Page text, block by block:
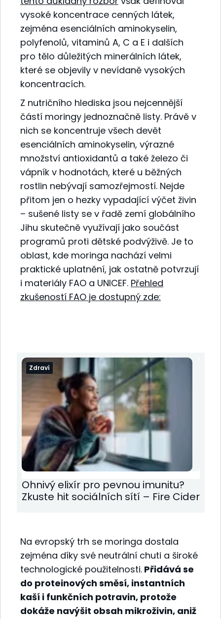
vysoké koncentrace cenných látek,
zejména esenciálních aminokyselin,
polyfenolů, vitaminů A, C a E i dalších
pro tělo důležitých minerálních látek,
které se objevily v nevídaně vysokých
koncentracích.
Z nutričního hlediska jsou nejcennější
částí moringy jednoznačně listy. Právě v
nich se koncentruje všech devět
esenciálních aminokyselin, výrazné
množství antioxidantů a také železo či
vápník v hodnotách, které u běžných
rostlin nebývají samozřejmostí. Nejde
přitom jen o hezky vypadající výčet živin
– sušené listy se v řadě zemí globálního
Jihu skutečně využívají jako součást
programů proti dětské podvýživě. Je to
oblast, kde moringa nachází velmi
praktické uplatnění, jak ostatně potvrzují
i materiály FAO a UNICEF. Přehled
zkušeností FAO je dostupný zde:
Zdraví
Ohnivý elixír pro pevnou imunitu?
Zkuste hit sociálních sítí – Fire Cider
Na evropský trh se moringa dostala
zejména díky své neutrální chuti a široké
technologické použitelnosti. Přidává se
do proteinových směsí, instantních
kaší i funkčních potravin, protože
dokáže navýšit obsah mikroživin, aniž